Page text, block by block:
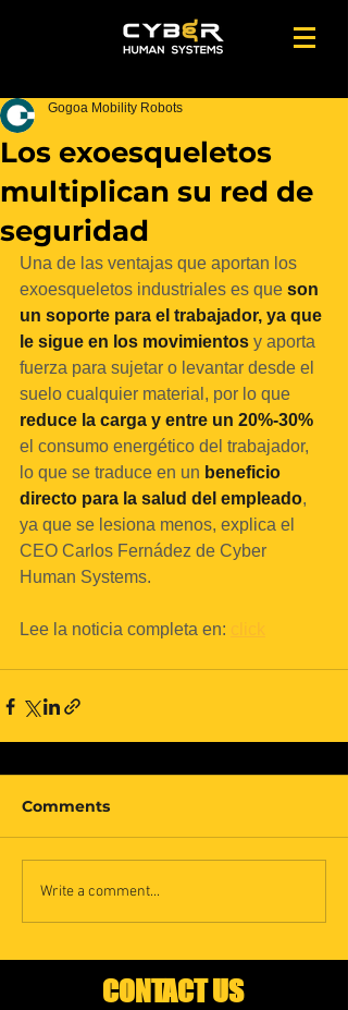
Los exoesqueletos
multiplican su red de
seguridad
Gogoa Mobility Robots
Una de las ventajas que aportan los
exoesqueletos industriales es que son
un soporte para el trabajador, ya que
le sigue en los movimientos y aporta
fuerza para sujetar o levantar desde el
suelo cualquier material, por lo que
reduce la carga y entre un 20%-30%
el consumo energético del trabajador,
lo que se traduce en un beneficio
directo para la salud del empleado,
ya que se lesiona menos, explica el
CEO Carlos Fernádez de Cyber
Human Systems.
Lee la noticia completa en:
Comments
Write a comment...
CONTACT US